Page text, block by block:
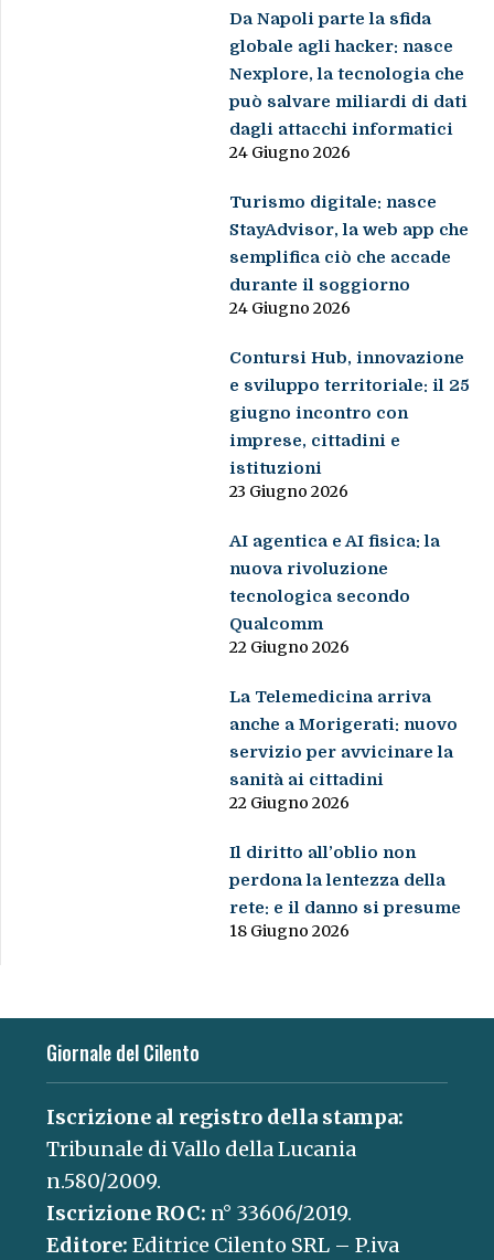
Da Napoli parte la sfida
globale agli hacker: nasce
Nexplore, la tecnologia che
può salvare miliardi di dati
dagli attacchi informatici
24 Giugno 2026
Turismo digitale: nasce
StayAdvisor, la web app che
semplifica ciò che accade
durante il soggiorno
24 Giugno 2026
Contursi Hub, innovazione
e sviluppo territoriale: il 25
giugno incontro con
imprese, cittadini e
istituzioni
23 Giugno 2026
AI agentica e AI fisica: la
nuova rivoluzione
tecnologica secondo
Qualcomm
22 Giugno 2026
La Telemedicina arriva
anche a Morigerati: nuovo
servizio per avvicinare la
sanità ai cittadini
22 Giugno 2026
Il diritto all’oblio non
perdona la lentezza della
rete: e il danno si presume
18 Giugno 2026
Giornale del Cilento
Iscrizione al registro della stampa:
Tribunale di Vallo della Lucania
n.580/2009.
Iscrizione ROC: n° 33606/2019.
Editore: Editrice Cilento SRL – P.iva